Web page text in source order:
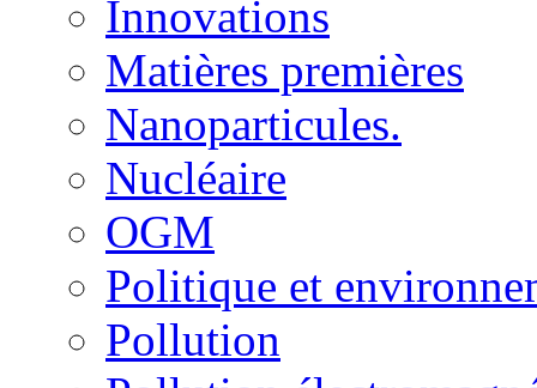
Innovations
Matières premières
Nanoparticules.
Nucléaire
OGM
Politique et
Pollution